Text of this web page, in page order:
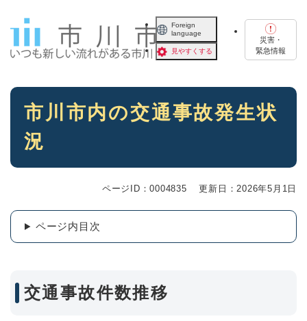
Foreign
language
見やすくする
災害・
緊急情報
本
市川市内の交通事故発生状
況
ページID：0004835 更新日：2026年5月1日
ページ内目次
交通事故件数推移